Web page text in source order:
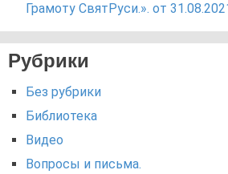
Грамоту СвятРуси.». от
Рубрики
Без рубрики
Библиотека
Видео
Вопросы и письма.